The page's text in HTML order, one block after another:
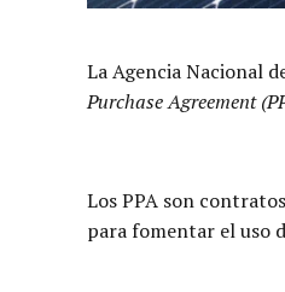
La Agencia Nacional
Purchase Agreement
Los PPA son
para fomentar el uso